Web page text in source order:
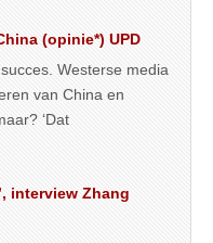
(opinie*) UPD
Westerse media
van China en
‘Dat
interview Zhang